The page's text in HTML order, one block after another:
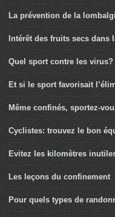
La prévention de la
Intérêt des fruits secs dans
Quel sport contre les virus?
Et si le sport favorisait
Même confinés, sportez-
Cyclistes: trouvez le bon
Evitez les kilomètres
Les leçons du confinement
Pour quels types de